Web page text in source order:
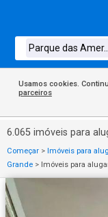
Usamos cookies.
parceiros
6.065 imóveis para
Começar > Imóveis para
Grande > Imóveis para